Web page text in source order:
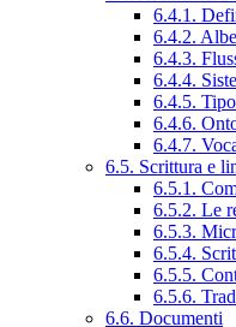
6.4.1.
6.4.2.
6.4.3.
6.4.4.
6.4.5.
6.4.6.
6.4.7.
6.5. Scrittura e
6.5.1.
6.5.2. Le
6.5.3.
6.5.4.
6.5.5.
6.5.6.
6.6. Documenti